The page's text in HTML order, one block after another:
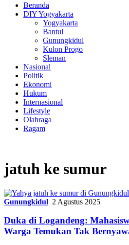
Beranda
DIY Yogyakarta
Yogyakarta
Bantul
Gunungkidul
Kulon Progo
Sleman
Nasional
Politik
Ekonomi
Hukum
Internasional
Lifestyle
Olahraga
Ragam
jatuh ke sumur
Gunungkidul 2 Agustus 2025
Duka di Logandeng:
Warga Temukan Tak